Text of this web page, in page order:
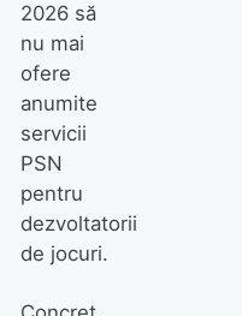
2026 să
nu mai
ofere
anumite
servicii
PSN
pentru
dezvoltatorii
de jocuri.